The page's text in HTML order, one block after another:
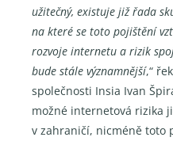
užitečný, existuje již řada
na které se toto pojištění
rozvoje internetu a rizik
bude stále významnější,“
společnosti Insia Ivan
možné internetová rizika
v zahraničí, nicméně toto